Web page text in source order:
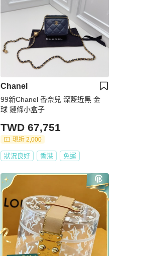
Chanel
99新Chanel 香奈兒 深藍近黑 金
球 鏈條小盒子
TWD 67,751
現折 2,000
狀況良好 香港 免運